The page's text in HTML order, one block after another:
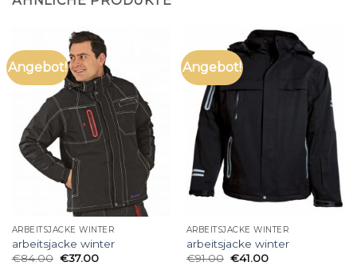
Angebot!
ARBEITSJACKE WINTER
arbeitsjacke winter
€84.00 €37.00
Angebot!
ARBEITSJACKE WINTER
arbeitsjacke winter
€91.00 €41.00